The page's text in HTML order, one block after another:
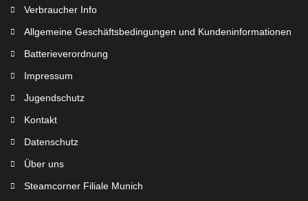
Verbraucher Info
Allgemeine Geschäftsbedingungen und Kundeninformationen
Batterieverordnung
Impressum
Jugendschutz
Kontakt
Datenschutz
Über uns
Steamcorner Filiale Munich